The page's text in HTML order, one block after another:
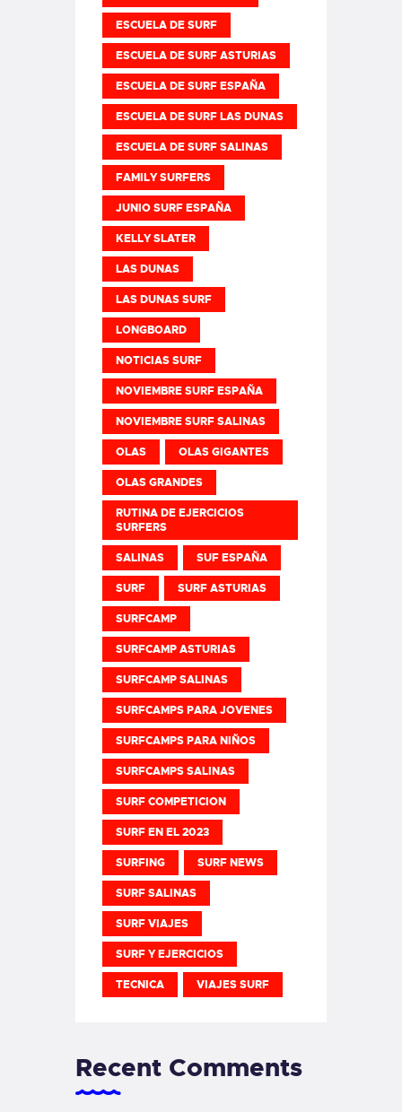
ESCUELA DE SURF
ESCUELA DE SURF ASTURIAS
ESCUELA DE SURF ESPAÑA
ESCUELA DE SURF LAS DUNAS
ESCUELA DE SURF SALINAS
FAMILY SURFERS
JUNIO SURF ESPAÑA
KELLY SLATER
LAS DUNAS
LAS DUNAS SURF
LONGBOARD
NOTICIAS SURF
NOVIEMBRE SURF ESPAÑA
NOVIEMBRE SURF SALINAS
OLAS OLAS GIGANTES
OLAS GRANDES
RUTINA DE EJERCICIOS
SURFERS
SALINAS SUF ESPAÑA
SURF SURF ASTURIAS
SURFCAMP
SURFCAMP ASTURIAS
SURFCAMP SALINAS
SURFCAMPS PARA JOVENES
SURFCAMPS PARA NIÑOS
SURFCAMPS SALINAS
SURF COMPETICION
SURF EN EL 2023
SURFING SURF NEWS
SURF SALINAS
SURF VIAJES
SURF Y EJERCICIOS
TECNICA VIAJES SURF
Recent Comments